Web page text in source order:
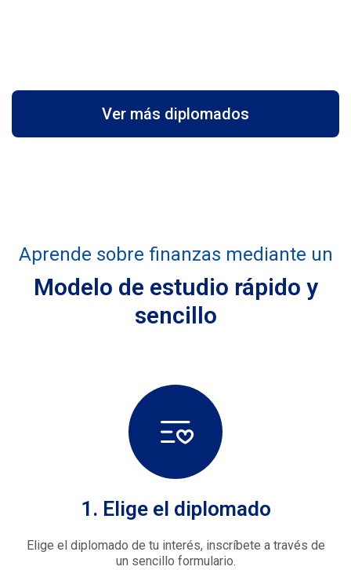
Ver más diplomados
Aprende sobre finanzas mediante un
Modelo de estudio rápido y
sencillo
1. Elige el diplomado
Elige el diplomado de tu interés, inscríbete a través de
un sencillo formulario.